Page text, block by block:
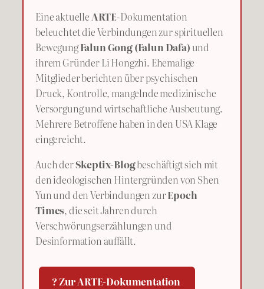
Eine aktuelleARTE-Dokumentation
beleuchtet die Verbindungen zur spirituellen
BewegungFalun Gong (Falun Dafa) und
ihrem Gründer Li Hongzhi. Ehemalige
Mitglieder berichten über psychischen
Druck, Kontrolle, mangelnde medizinische
Versorgung und wirtschaftliche Ausbeutung.
Mehrere Betroffene haben in den USA Klage
eingereicht.
Auch derSkeptix-Blogbeschäftigt sich mit
den ideologischen Hintergründen von Shen
Yun und den Verbindungen zurEpoch
Times, die seit Jahren durch
Verschwörungserzählungen und
Desinformation auffällt.
? Zur ARTE-Dokumentation